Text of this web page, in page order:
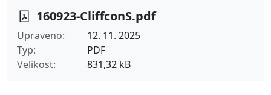
160923-CliffconS.pdf
Upraveno
12. 11. 2025
Typ
PDF
Velikost
831,32 kB